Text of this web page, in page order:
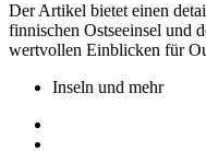
Der Artikel bietet einen
finnischen Ostseeinsel und
wertvollen Einblicken für
Inseln und mehr